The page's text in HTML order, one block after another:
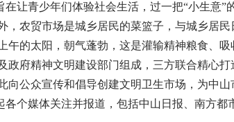
让青少年们体验社会生活，过一把“小生意”
，农贸市场是城乡居民的菜篮子，与城乡居
午的太阳，朝气蓬勃，这是灌输精神粮食、
政府精神文明建设部门组成，三方联合精心
向公众宣传和倡导创建文明卫生市场，为中山
个媒体关注并报道，包括中山日报、南方都